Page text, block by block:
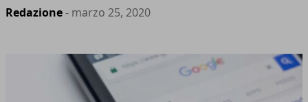
Redazione- marzo 25, 2020